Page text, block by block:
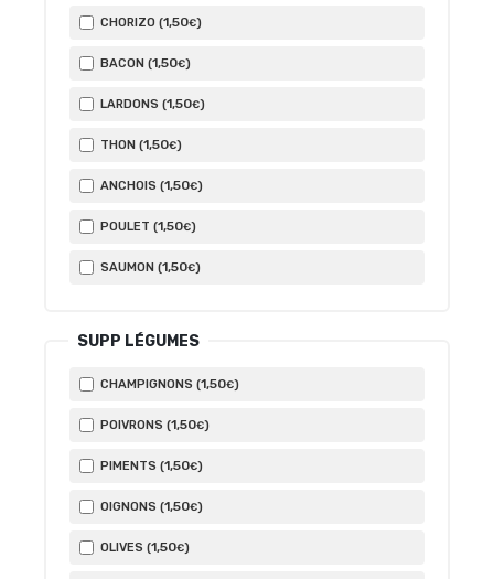
CHORIZO (1,50€)
BACON (1,50€)
LARDONS (1,50€)
THON (1,50€)
ANCHOIS (1,50€)
POULET (1,50€)
SAUMON (1,50€)
SUPP LÉGUMES
CHAMPIGNONS (1,50€)
POIVRONS (1,50€)
PIMENTS (1,50€)
OIGNONS (1,50€)
OLIVES (1,50€)